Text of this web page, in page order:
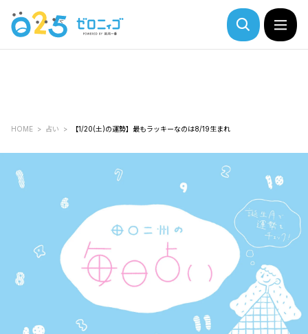
HOME 占い 【1/20(土)の運勢】最もラッキーなのは8/19生まれ